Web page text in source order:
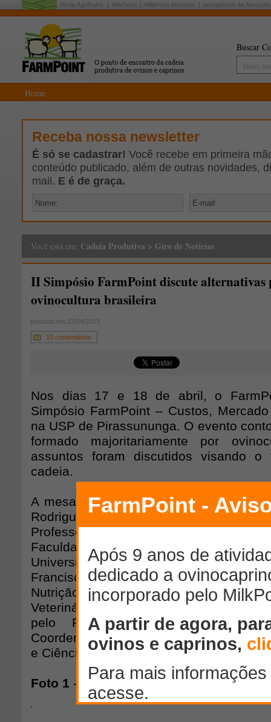
Rede AgriPoint: MilkPoint MilkPoint Mercado Inteligência de Mercado
Buscar
Home
Receba nossa newsletter
É só se cadastrar! Você recebe em primeira
conteúdo publicado, além de outras novidades,
mail. E é de graça.
Você está em: Cadeia Produtiva > Giro de Notícias
II Simpósio FarmPoint discute alternativas
ovinocultura brasileira
postado em 22/04/2013
10 comentários
Nos dias 17 e 18 de abril, o
Simpósio FarmPoint – Custos,
na USP de Pirassununga. O evento
formado majoritariamente por
assuntos foram discutidos visando o
cadeia.
A mesa de abertura foi composta por
Rodrigues, coordenadora do
Professor Doutor Enrico Lippi
Faculdade de Medicina
Universidade de São Paulo, pelo
Francisco Palma Rennó, Chefe do
Nutrição e Produção Animal da
Veterinária e Zootecnia da
pelo Professor Doutor Augusto
Coordenador do Laboratório de
e Ciência Animal, o LAE da FMVZ/USP.
Foto 1 - Abertura do evento.